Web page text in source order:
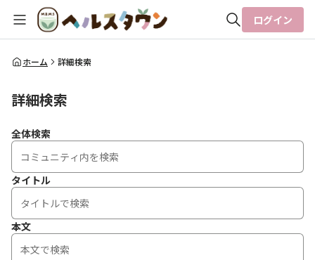
全体検索
ログイン
ホーム 詳細検索
詳細検索
全体検索
タイトル
本文